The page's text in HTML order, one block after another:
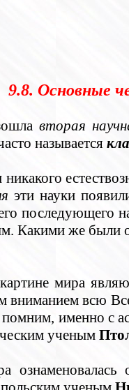
9.8. Основные
вторая
называется
эти науки
последующего
Какими же были
мира
вниманием всю
именно с
ученым